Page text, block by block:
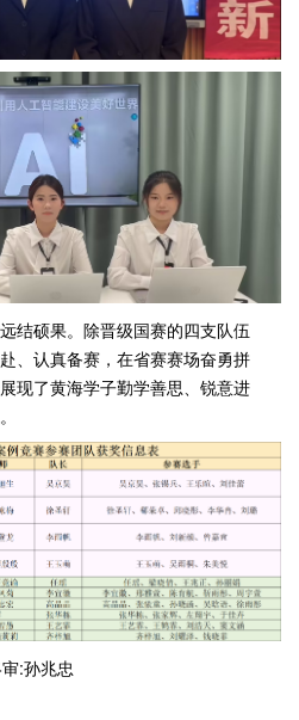
结硕果。除晋级国赛的四支队伍
、认真备赛，在省赛赛场奋勇拼
现了黄海学子勤学善思、锐意进
:孙兆忠